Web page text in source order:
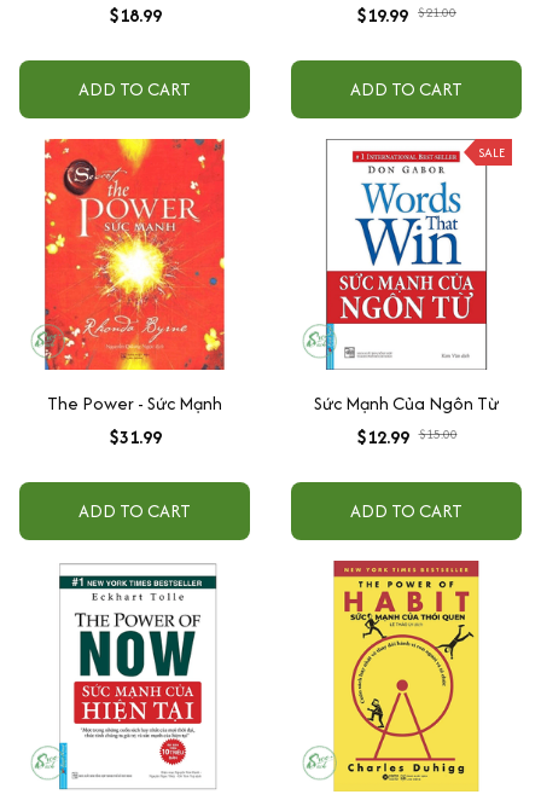
$18.99
ADD TO CART
$19.99 $21.00
ADD TO CART
The Power - Sức Mạnh
$31.99
ADD TO CART
SALE
Sức Mạnh Của Ngôn Từ
$12.99 $15.00
ADD TO CART